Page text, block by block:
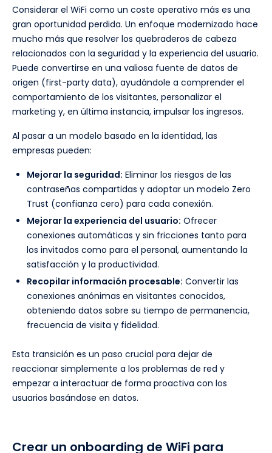
Considerar el WiFi como un coste operativo más es una
gran oportunidad perdida. Un enfoque modernizado hace
mucho más que resolver los quebraderos de cabeza
relacionados con la seguridad y la experiencia del usuario.
Puede convertirse en una valiosa fuente de datos de
origen (first-party data), ayudándole a comprender el
comportamiento de los visitantes, personalizar el
marketing y, en última instancia, impulsar los ingresos.
Al pasar a un modelo basado en la identidad, las
empresas pueden:
Mejorar la seguridad: Eliminar los riesgos de las
contraseñas compartidas y adoptar un modelo Zero
Trust (confianza cero) para cada conexión.
Mejorar la experiencia del usuario: Ofrecer
conexiones automáticas y sin fricciones tanto para
los invitados como para el personal, aumentando la
satisfacción y la productividad.
Recopilar información procesable: Convertir las
conexiones anónimas en visitantes conocidos,
obteniendo datos sobre su tiempo de permanencia,
frecuencia de visita y fidelidad.
Esta transición es un paso crucial para dejar de
reaccionar simplemente a los problemas de red y
empezar a interactuar de forma proactiva con los
usuarios basándose en datos.
Crear un onboarding de WiFi para